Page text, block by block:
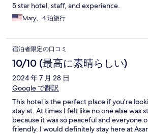
5 star hotel, staff, and experience.
Mary、4 泊旅行
宿泊者限定の口コミ
10/10 (最高に素晴らしい)
2024 年 7 月 28 日
Google で翻訳
This hotel is the perfect place if you're
stay at. At times I felt like no one else was
because it was so peaceful and everyone
friendly. I would definitely stay here at